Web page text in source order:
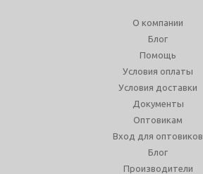
О компании
Блог
Помощь
Условия оплаты
Условия доставки
Документы
Оптовикам
Вход для оптовиков
Блог
Производители